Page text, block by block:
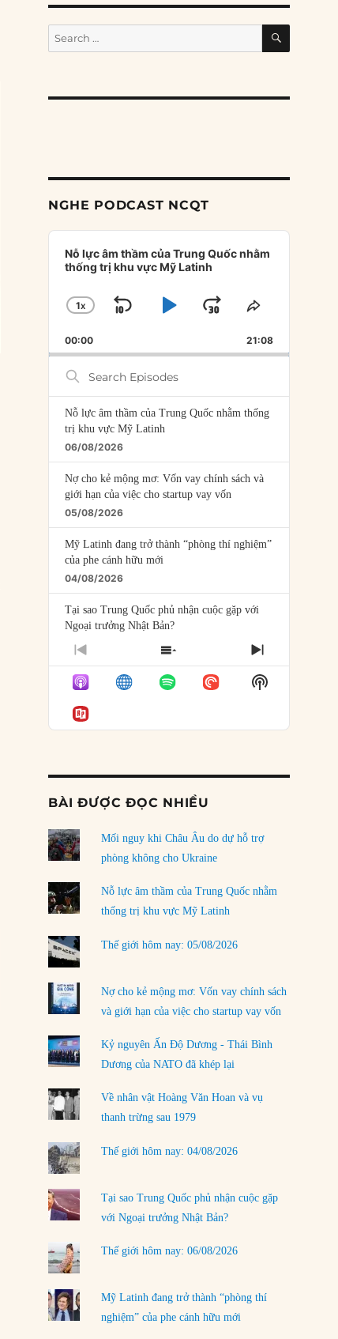
Search
for:
SEARCH
NGHE PODCAST NCQT
Audio
Player
Nỗ lực âm thầm của Trung Quốc nhằm
thống trị khu vực Mỹ Latinh
CHANGE
RATE
1X
SKIP
BACKWARD
PLAYJUMP
FORWARD
SHARE
EPISODE
00:00 21:08
Search
Episodes
Nỗ lực âm thầm của Trung Quốc nhằm thống
trị khu vực Mỹ Latinh
06/08/2026
Nợ cho kẻ mộng mơ: Vốn vay chính sách và
giới hạn của việc cho startup vay vốn
05/08/2026
Mỹ Latinh đang trở thành “phòng thí nghiệm”
của phe cánh hữu mới
04/08/2026
Tại sao Trung Quốc phủ nhận cuộc gặp với
Ngoại trưởng Nhật Bản?
04/08/2026
Điểm mù chiến lược của Trump tại Thái Bình
Dương
03/08/2026
rủi ro
01/08/2026
31/07/2026
phải chịu đựng?
30/07/2026
Tập tìm cách chôn vùi bê bối chấn động vòng
tròn thân cận của mình
LOAD MORE
PREVIOUS
EPISODE
SHOW
EPISODES
LIST
NEXT
EPISODE
Show
Podcast
BÀI ĐƯỢC ĐỌC NHIỀU
Mối nguy khi Châu Âu do dự hỗ trợ
phòng không cho Ukraine
Nỗ lực âm thầm của Trung Quốc nhằm
thống trị khu vực Mỹ Latinh
Thế giới hôm nay: 05/08/2026
Nợ cho kẻ mộng mơ: Vốn vay chính sách
và giới hạn của việc cho startup vay vốn
Kỷ nguyên Ấn Độ Dương - Thái Bình
Dương của NATO đã khép lại
Về nhân vật Hoàng Văn Hoan và vụ
thanh trừng sau 1979
Thế giới hôm nay: 04/08/2026
Tại sao Trung Quốc phủ nhận cuộc gặp
với Ngoại trưởng Nhật Bản?
Thế giới hôm nay: 06/08/2026
Mỹ Latinh đang trở thành “phòng thí
nghiệm” của phe cánh hữu mới